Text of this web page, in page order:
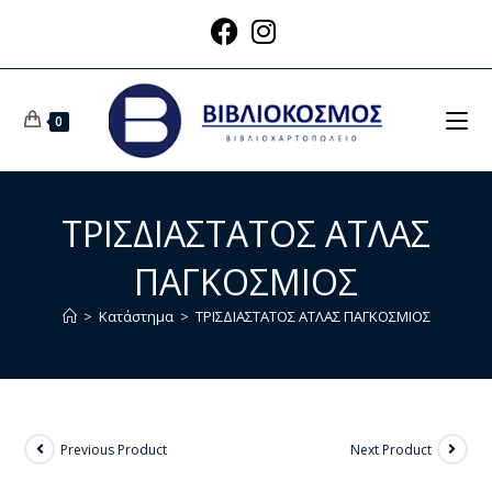
0
ΤΡΙΣΔΙΑΣΤΑΤΟΣ ΑΤΛΑΣ
ΠΑΓΚΟΣΜΙΟΣ
> Κατάστημα > ΤΡΙΣΔΙΑΣΤΑΤΟΣ ΑΤΛΑΣ ΠΑΓΚΟΣΜΙΟΣ
Previous Product Next Product